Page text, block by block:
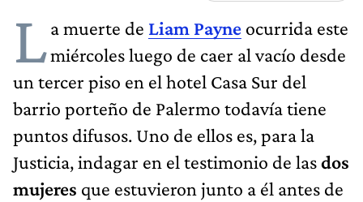
La muerte de Liam Payne ocurrida este
miércoles luego de caer al vacío desde
un tercer piso en el hotel Casa Sur del
barrio porteño de Palermo todavía tiene
puntos difusos. Uno de ellos es, para la
Justicia, indagar en el testimonio de lasdos
mujeres que estuvieron junto a él antes de